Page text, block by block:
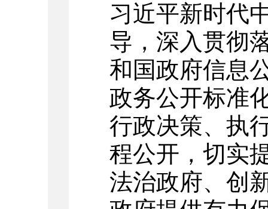
习近平新时代
导，深入贯彻
和国政府信息
政务公开标准
行政决策、执
程公开，切实
法治政府、创